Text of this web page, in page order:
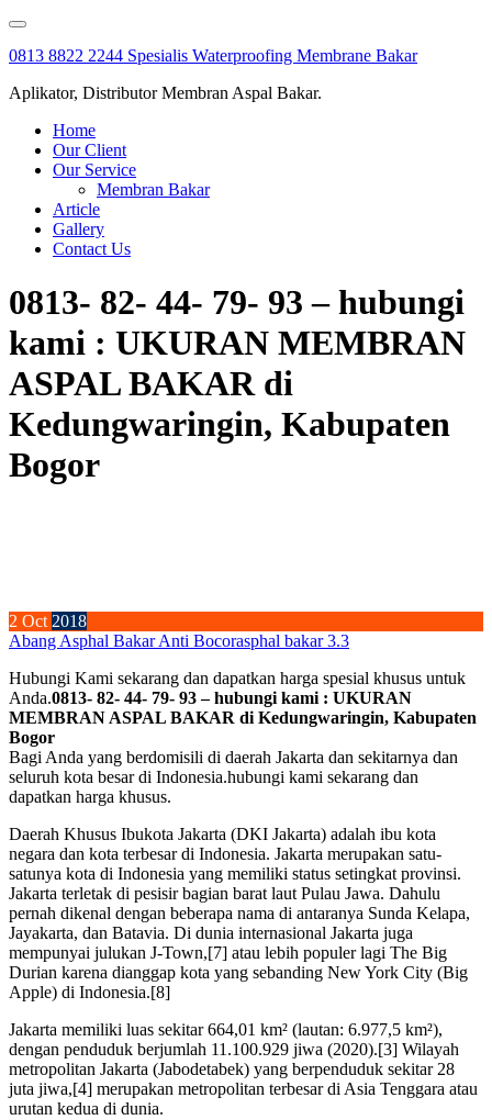
Skip
content
0813 8822 2244 Spesialis Waterproofing Membrane Bakar
Aplikator, Distributor Membran Aspal Bakar.
Home
Our Client
Our Service
Membran Bakar
Article
Gallery
Contact Us
0813- 82- 44- 79- 93 – hubungi
kami : UKURAN MEMBRAN
ASPAL BAKAR di
Kedungwaringin, Kabupaten
Bogor
2 Oct2018
Abang Asphal Bakar Anti Bocorasphal bakar 3.3
Hubungi Kami sekarang dan dapatkan harga spesial khusus untuk
Anda.0813- 82- 44- 79- 93 – hubungi kami : UKURAN
MEMBRAN ASPAL BAKAR di Kedungwaringin, Kabupaten
Bogor
Bagi Anda yang berdomisili di daerah Jakarta dan sekitarnya dan
seluruh kota besar di Indonesia.hubungi kami sekarang dan
dapatkan harga khusus.
Daerah Khusus Ibukota Jakarta (DKI Jakarta) adalah ibu kota
negara dan kota terbesar di Indonesia. Jakarta merupakan satu-
satunya kota di Indonesia yang memiliki status setingkat provinsi.
Jakarta terletak di pesisir bagian barat laut Pulau Jawa. Dahulu
pernah dikenal dengan beberapa nama di antaranya Sunda Kelapa,
Jayakarta, dan Batavia. Di dunia internasional Jakarta juga
mempunyai julukan J-Town,[7] atau lebih populer lagi The Big
Durian karena dianggap kota yang sebanding New York City (Big
Apple) di Indonesia.[8]
Jakarta memiliki luas sekitar 664,01 km² (lautan: 6.977,5 km²),
dengan penduduk berjumlah 11.100.929 jiwa (2020).[3] Wilayah
metropolitan Jakarta (Jabodetabek) yang berpenduduk sekitar 28
juta jiwa,[4] merupakan metropolitan terbesar di Asia Tenggara atau
urutan kedua di dunia.